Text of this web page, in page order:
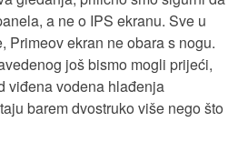
a ne o IPS ekranu. Sve u
Primeov ekran ne obara s nogu.
još bismo mogli prijeći,
viđena vodena hlađenja
barem dvostruko više nego što